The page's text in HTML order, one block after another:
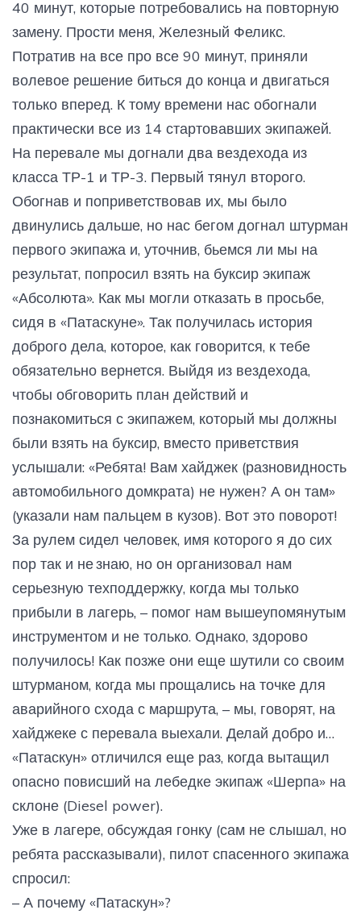
40 минут, которые потребовались на повторную
замену. Прости меня, Железный Феликс.
Потратив на все про все 90 минут, приняли
волевое решение биться до конца и двигаться
только вперед. К тому времени нас обогнали
практически все из 14 стартовавших экипажей.
На перевале мы догнали два вездехода из
класса ТР-1 и ТР-3. Первый тянул второго.
Обогнав и поприветствовав их, мы было
двинулись дальше, но нас бегом догнал штурман
первого экипажа и, уточнив, бьемся ли мы на
результат, попросил взять на буксир экипаж
«Абсолюта». Как мы могли отказать в просьбе,
сидя в «Патаскуне». Так получилась история
доброго дела, которое, как говорится, к тебе
обязательно вернется. Выйдя из вездехода,
чтобы обговорить план действий и
познакомиться с экипажем, который мы должны
были взять на буксир, вместо приветствия
услышали: «Ребята! Вам хайджек (разновидность
автомобильного домкрата) не нужен? А он там»
(указали нам пальцем в кузов). Вот это поворот!
За рулем сидел человек, имя которого я до сих
пор так и не знаю, но он организовал нам
серьезную техподдержку, когда мы только
прибыли в лагерь, – помог нам вышеупомянутым
инструментом и не только. Однако, здорово
получилось! Как позже они еще шутили со своим
штурманом, когда мы прощались на точке для
аварийного схода с маршрута, – мы, говорят, на
хайджеке с перевала выехали. Делай добро и…
«Патаскун» отличился еще раз, когда вытащил
опасно повисший на лебедке экипаж «Шерпа» на
склоне (Diesel power).
Уже в лагере, обсуждая гонку (сам не слышал, но
ребята рассказывали), пилот спасенного экипажа
спросил:
– А почему «Патаскун»?